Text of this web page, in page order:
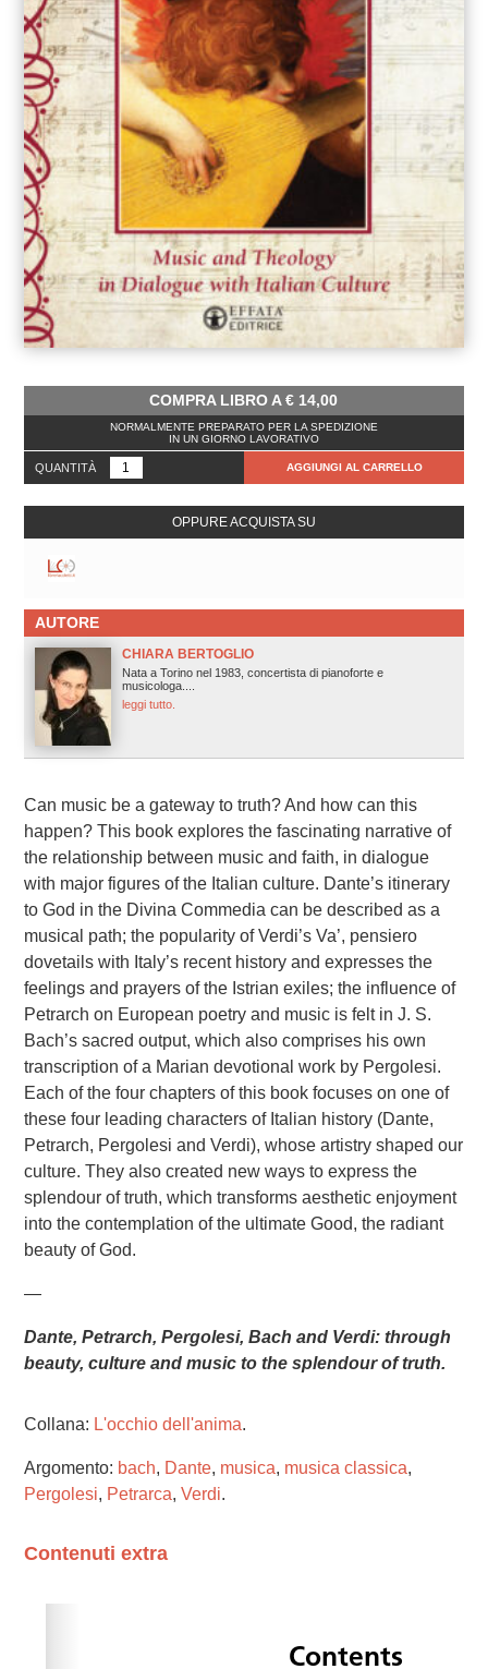
COMPRA LIBRO A€ 14,00
NORMALMENTE PREPARATO PER LA SPEDIZIONE
IN UN GIORNO LAVORATIVO
QUANTITÀ AGGIUNGI AL CARRELLO
OPPURE ACQUISTA SU
AUTORE
CHIARA BERTOGLIO
Nata a Torino nel 1983, concertista di pianoforte e
musicologa....
leggi tutto.
Can music be a gateway to truth? And how can this
happen? This book explores the fascinating narrative of
the relationship between music and faith, in dialogue
with major figures of the Italian culture. Dante’s itinerary
to God in the Divina Commedia can be described as a
musical path; the popularity of Verdi’s Va’, pensiero
dovetails with Italy’s recent history and expresses the
feelings and prayers of the Istrian exiles; the influence of
Petrarch on European poetry and music is felt in J. S.
Bach’s sacred output, which also comprises his own
transcription of a Marian devotional work by Pergolesi.
Each of the four chapters of this book focuses on one of
these four leading characters of Italian history (Dante,
Petrarch, Pergolesi and Verdi), whose artistry shaped our
culture. They also created new ways to express the
splendour of truth, which transforms aesthetic enjoyment
into the contemplation of the ultimate Good, the radiant
beauty of God.
—
Dante, Petrarch, Pergolesi, Bach and Verdi: through
beauty, culture and music to the splendour of truth.
Collana: L'occhio dell'anima.
Argomento: bach, Dante, musica, musica classica,
Pergolesi, Petrarca, Verdi.
Contenuti extra